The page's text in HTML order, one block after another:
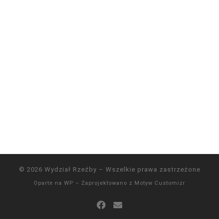
© 2026 Wydział Rzeźby – Wszelkie prawa zastrzeżone
Oparte na WP – Zaprojektowano z Motyw Customizr